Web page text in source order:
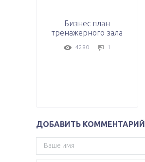
Бизнес план
тренажерного зала
4280 1
ДОБАВИТЬ КОММЕНТАРИЙ